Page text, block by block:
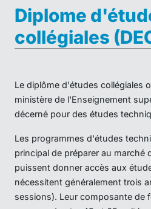
Diplome
collégiales
Le diplôme d'études collégiales
ministère de l'Enseignement
décerné pour des études
Les programmes d'études
principal de préparer au marché
puissent donner accès aux
nécessitent généralement trois
sessions). Leur composante de